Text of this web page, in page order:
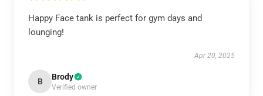
Happy Face tank is perfect for gym days and
lounging!
Apr 20, 2025
B Brody
Verified owner